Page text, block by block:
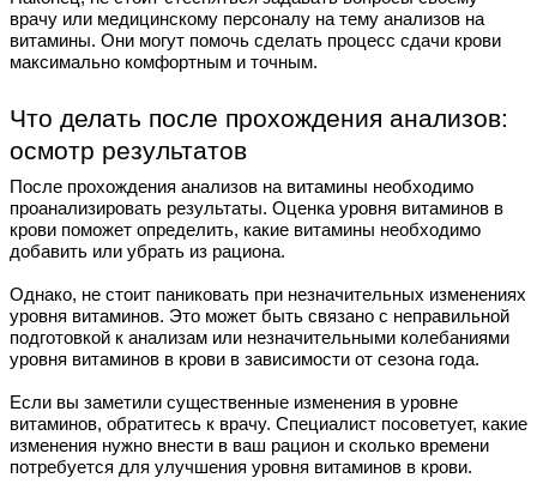
врачу или медицинскому персоналу на тему анализов на
витамины. Они могут помочь сделать процесс сдачи крови
максимально комфортным и точным.
Что делать после прохождения анализов:
осмотр результатов
После прохождения анализов на витамины необходимо
проанализировать результаты. Оценка уровня витаминов в
крови поможет определить, какие витамины необходимо
добавить или убрать из рациона.
Однако, не стоит паниковать при незначительных изменениях
уровня витаминов. Это может быть связано с неправильной
подготовкой к анализам или незначительными колебаниями
уровня витаминов в крови в зависимости от сезона года.
Если вы заметили существенные изменения в уровне
витаминов, обратитесь к врачу. Специалист посоветует, какие
изменения нужно внести в ваш рацион и сколько времени
потребуется для улучшения уровня витаминов в крови.